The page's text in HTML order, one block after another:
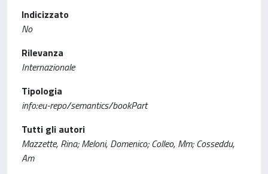
Indicizzato
No
Rilevanza
Internazionale
Tipologia
info:eu-repo/semantics/bookPart
Tutti gli autori
Mazzette, Rina; Meloni, Domenico; Colleo, Mm; Cosseddu,
Am